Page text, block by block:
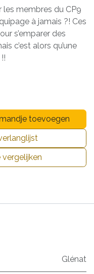
membres du CP9
à jamais ?! Ces
s’emparer des
c’est alors qu’une
toevoegen
Glénat